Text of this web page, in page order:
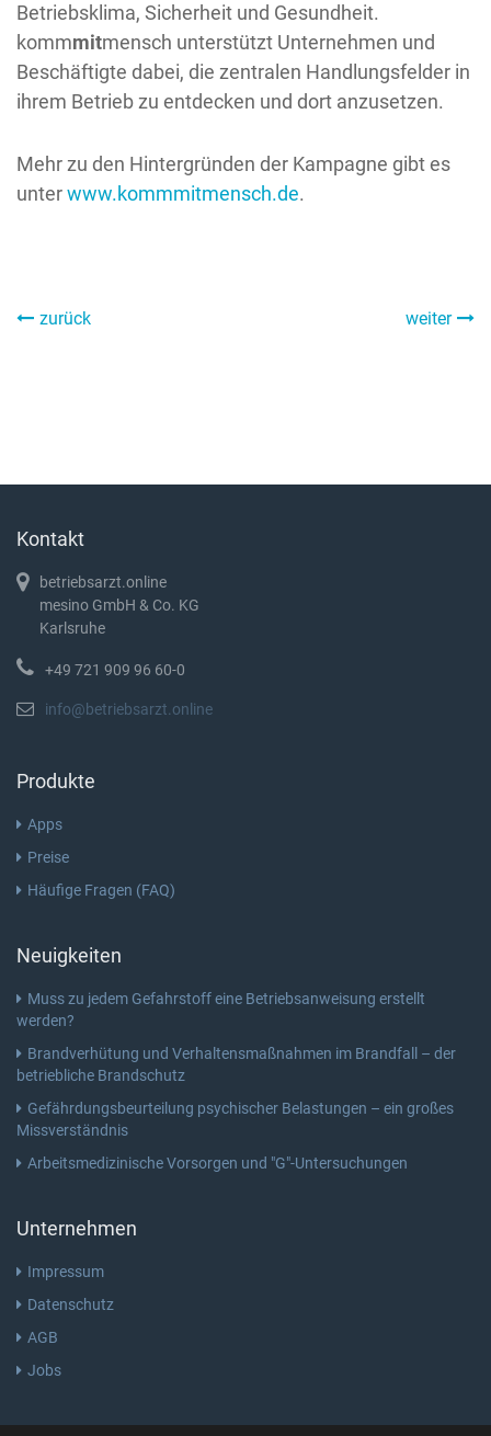
Betriebsklima, Sicherheit und Gesundheit.
kommmitmensch unterstützt Unternehmen und
Beschäftigte dabei, die zentralen Handlungsfelder in
ihrem Betrieb zu entdecken und dort anzusetzen.
Mehr zu den Hintergründen der Kampagne gibt es
unterwww.kommmitmensch.de.
zurück weiter
Kontakt
betriebsarzt.online
mesino GmbH & Co. KG
Karlsruhe
+49 721 909 96 60-0
info@betriebsarzt.online
Produkte
Apps
Preise
Häufige Fragen (FAQ)
Neuigkeiten
Muss zu jedem Gefahrstoff eine Betriebsanweisung erstellt
werden?
Brandverhütung und Verhaltensmaßnahmen im Brandfall – der
betriebliche Brandschutz
Gefährdungsbeurteilung psychischer Belastungen – ein großes
Missverständnis
Arbeitsmedizinische Vorsorgen und "G"-Untersuchungen
Unternehmen
Impressum
Datenschutz
AGB
Jobs